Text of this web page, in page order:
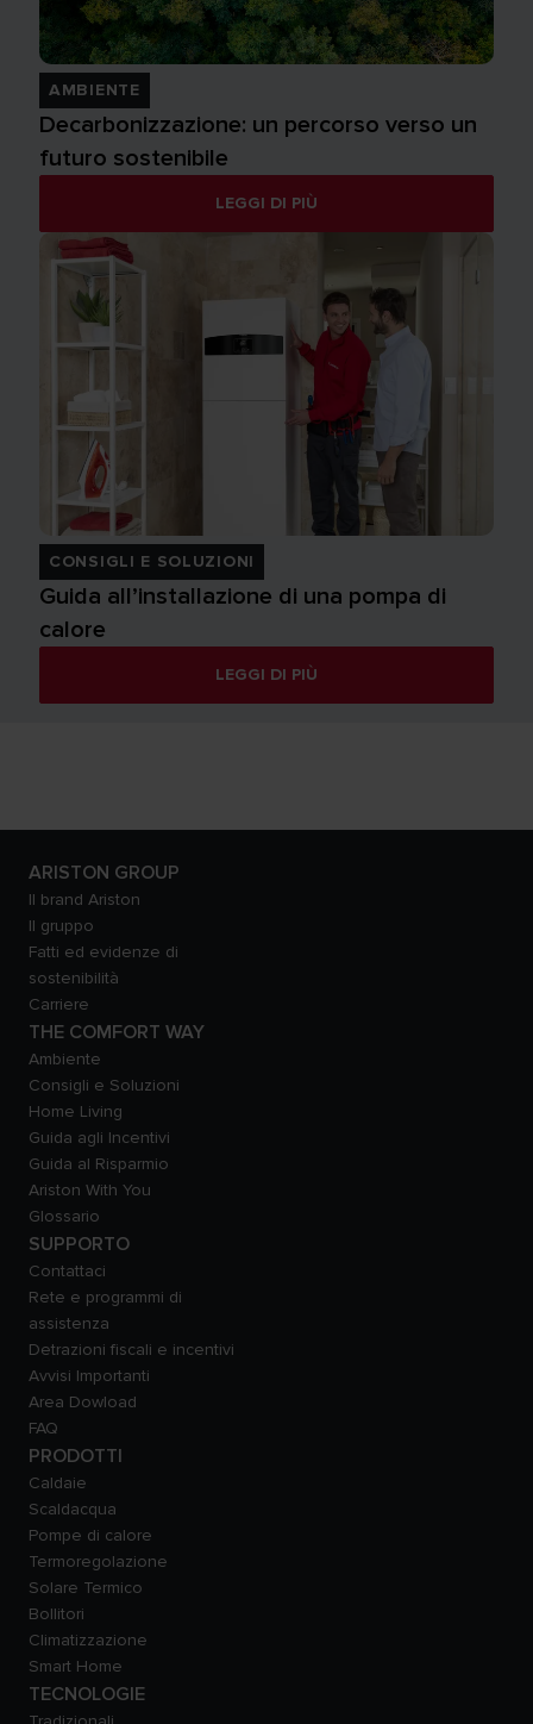
AMBIENTE
Decarbonizzazione: un percorso verso un
futuro sostenibile
LEGGI DI PIÙ
CONSIGLI E SOLUZIONI
Guida all’installazione di una pompa di
calore
LEGGI DI PIÙ
ARISTON GROUP
Il brand Ariston
Il gruppo
Fatti ed evidenze di
sostenibilità
Carriere
THE COMFORT WAY
Ambiente
Consigli e Soluzioni
Home Living
Guida agli Incentivi
Guida al Risparmio
Ariston With You
Glossario
SUPPORTO
Contattaci
Rete e programmi di
assistenza
Detrazioni fiscali e incentivi
Avvisi Importanti
Area Dowload
FAQ
PRODOTTI
Caldaie
Scaldacqua
Pompe di calore
Termoregolazione
Solare Termico
Bollitori
Climatizzazione
Smart Home
TECNOLOGIE